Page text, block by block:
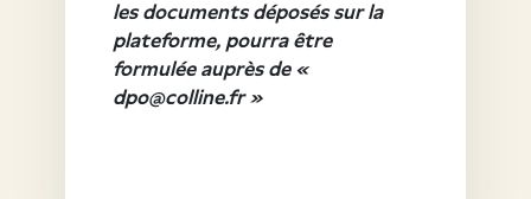
les documents déposés sur la
plateforme, pourra être
formulée auprès de «
dpo@colline.fr »